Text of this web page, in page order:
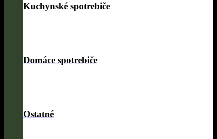
Kuchynské spotrebiče
Domáce spotrebiče
Ostatné